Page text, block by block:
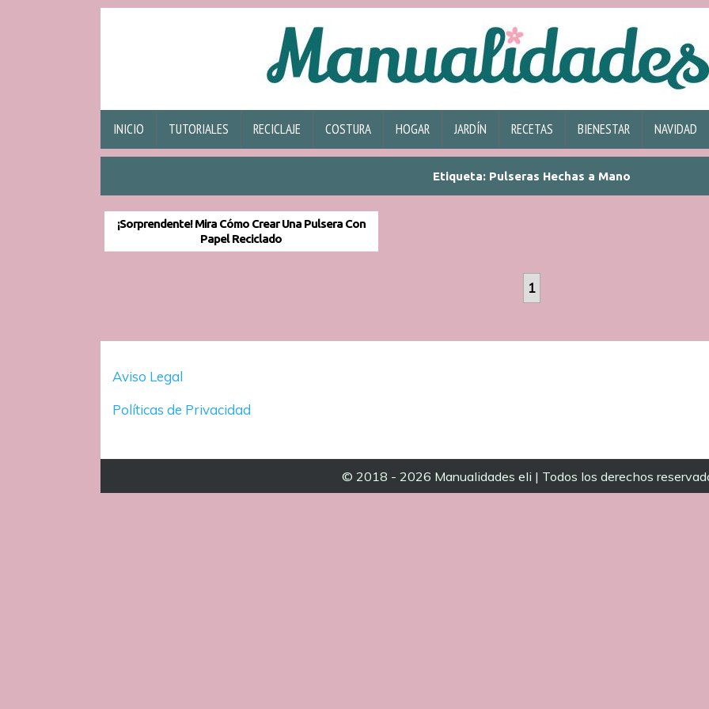
INICIO TUTORIALES RECICLAJE COSTURA HOGAR JARDÍN RECETAS BIENESTAR NAVIDAD
Etiqueta: Pulseras Hechas a Mano
¡Sorprendente! Mira Cómo Crear Una Pulsera Con
Papel Reciclado
1
Aviso Legal
Políticas de Privacidad
© 2018 - 2026 Manualidades eli | Todos los derechos